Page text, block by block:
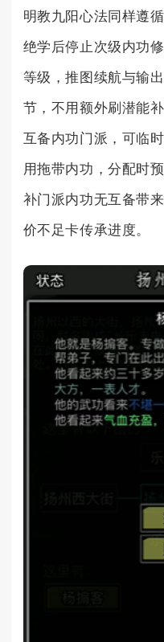
明教九阳心法同样遵
绝学后停止次级内功
等级，推图续航与输
节，不用额外刷潜能
互备内功门派，可临
用拖带内功，分配时
补门派内功无互备带
价不足卡传承进度。